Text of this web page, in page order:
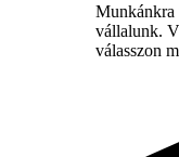
Munkánkra
vállalunk.
válasszon